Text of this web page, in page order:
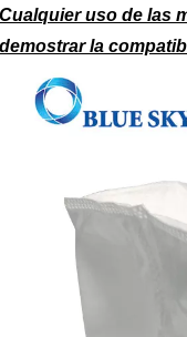
uso de las
la